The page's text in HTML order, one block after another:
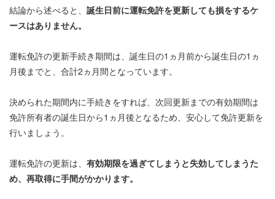
結論から述べると、 誕生日前に運転免許を更新しても損をするケ
ースはありません。
運転免許の更新手続き期間は、誕生日の1ヵ月前から誕生日の1ヵ
月後までと、合計2ヵ月間となっています。
決められた期間内に手続きをすれば、次回更新までの有効期間は
免許所有者の誕生日から1ヵ月後となるため、安心して免許更新を
行いましょう。
運転免許の更新は、 有効期限を過ぎてしまうと失効してしまうた
め、再取得に手間がかかります。